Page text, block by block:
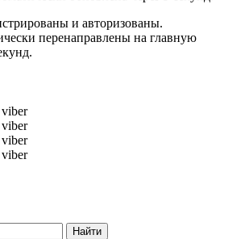
и авторизованы.
перенаправлены на главную
viber